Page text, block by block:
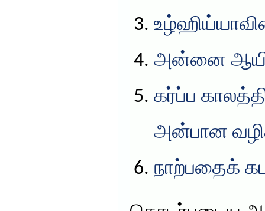
அன்னை
கர்ப்ப
அன்பான
நாற்பதைக்